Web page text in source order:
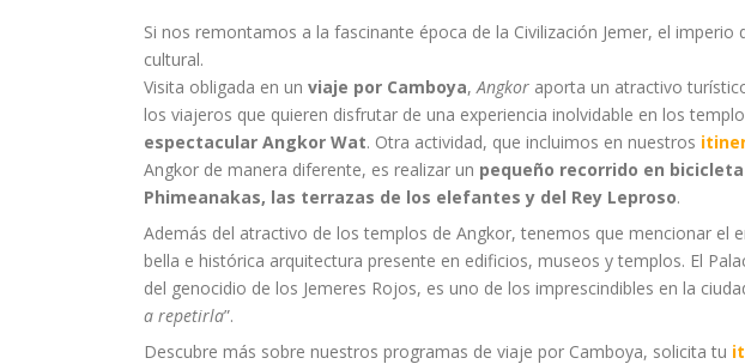
Si nos remontamos a la fascinante época de la Civilización Jemer, el
cultural.
Visita obligada en un viaje por Camboya, Angkor aporta un atractivo
los viajeros que quieren disfrutar de una experiencia inolvidable en los
espectacular Angkor Wat. Otra actividad, que incluimos en nuestros
Angkor de manera diferente, es realizar un pequeño recorrido en bicicleta
Phimeanakas, las terrazas de los elefantes y del Rey Leproso.
Además del atractivo de los templos de Angkor, tenemos que mencionar
bella e histórica arquitectura presente en edificios, museos y templos. El
del genocidio de los Jemeres Rojos, es uno de los imprescindibles en la
a repetirla”.
Descubre más sobre nuestros programas de viaje por Camboya, solicita tu